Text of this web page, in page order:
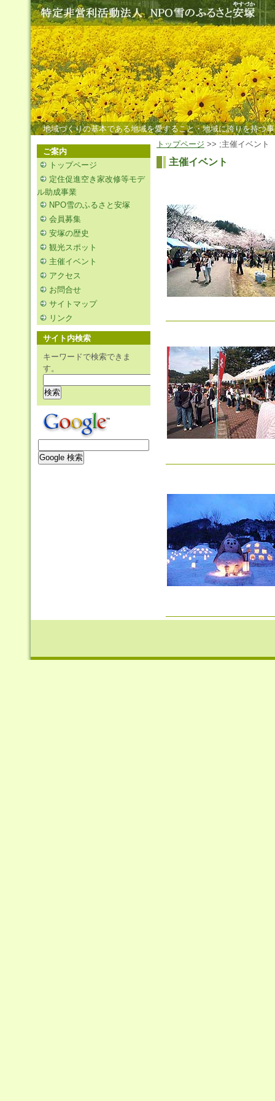
地域づくりの基本である地域を愛すること・地域に誇りを持つ
ご案内
トップページ
定住促進空き家改修等モデ
ル助成事業
NPO雪のふるさと安塚
会員募集
安塚の歴史
観光スポット
主催イベント
アクセス
お問合せ
サイトマップ
リンク
サイト内検索
キーワードで検索できま
す。
トップページ >> ;主催イベント
主催イベント